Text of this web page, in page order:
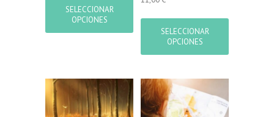
SELECCIONAR
OPCIONES
producto
tiene
múltiples
Las
se
pueden
elegir
SELECCIONAR
OPCIONES
múltiples
Las
se